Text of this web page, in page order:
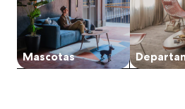
adultos.
Los
precios
la
Mascotas